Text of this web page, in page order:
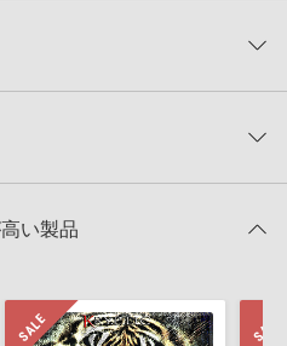
0%
KONTAKT PLAYERではお使いい
意：
FAT32でフォーマットされた
フォーマットされたHDDをご用意
れます。メールに記載されており
ロード／導入を行って下さい。
報
品をご購入頂く必要がございます。
い製品